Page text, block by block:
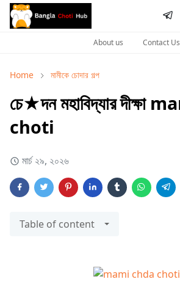
About us Contact Us
Home মামীকে চোদার গল্প
চে‌★দন মহাবিদ্যার দীক্ষা
choti
মার্চ ২৯, ২০২৬
Table of content